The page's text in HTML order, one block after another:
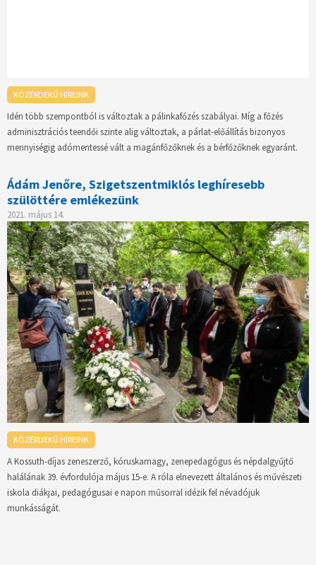
KÖZÉRDEKŰ HÍREINK
Idén több szempontból is változtak a pálinkafőzés szabályai. Míg a főzés
adminisztrációs teendői szinte alig változtak, a párlat-előállítás bizonyos
mennyiségig adómentessé vált a magánfőzőknek és a bérfőzőknek egyaránt.
Ádám Jenőre, Szigetszentmiklós leghíresebb
szülöttére emlékezünk
2021. május 14.
KÖZÉRDEKŰ HÍREINK
A Kossuth-díjas zeneszerző, kóruskarnagy, zenepedagógus és népdalgyűjtő
halálának 39. évfordulója május 15-e. A róla elnevezett általános és művészeti
iskola diákjai, pedagógusai e napon műsorral idézik fel névadójuk
munkásságát.